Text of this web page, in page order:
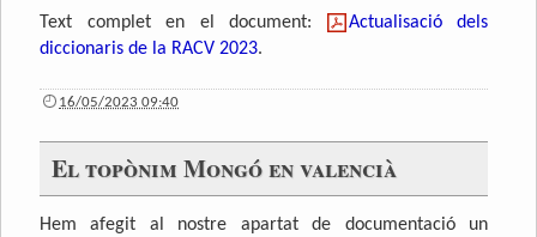
Text complet en el document:
Actualisació dels
diccionaris de la RACV 2023.
16/05/2023 09:40
El topònim Mongó en valencià
Hem afegit al nostre apartat de documentació un